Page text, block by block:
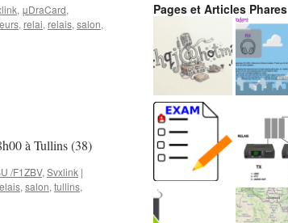
, μDraCard,
, relai, relais, salon,
à Tullins (38)
/F1ZBV, Svxlink |
, salon, tullins,
Pages et Articles Phares